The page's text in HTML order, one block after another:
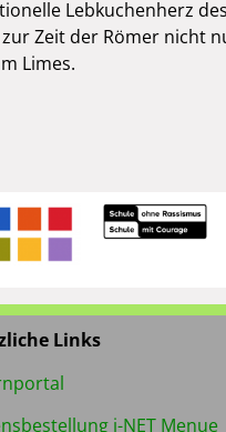
Lebkuchenherz
Zeit der Römer nicht
Limes.
Links
i-NET Menue